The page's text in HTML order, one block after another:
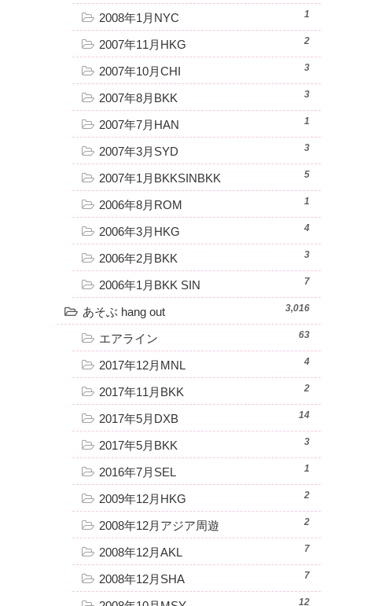
2008年1月NYC 1
2007年11月HKG 2
2007年10月CHI 3
2007年8月BKK 3
2007年7月HAN 1
2007年3月SYD 3
2007年1月BKKSINBKK 5
2006年8月ROM 1
2006年3月HKG 4
2006年2月BKK 3
2006年1月BKK SIN 7
あそぶ hang out 3,016
エアライン 63
2017年12月MNL 4
2017年11月BKK 2
2017年5月DXB 14
2017年5月BKK 3
2016年7月SEL 1
2009年12月HKG 2
2008年12月アジア周遊 2
2008年12月AKL 7
2008年12月SHA 7
12